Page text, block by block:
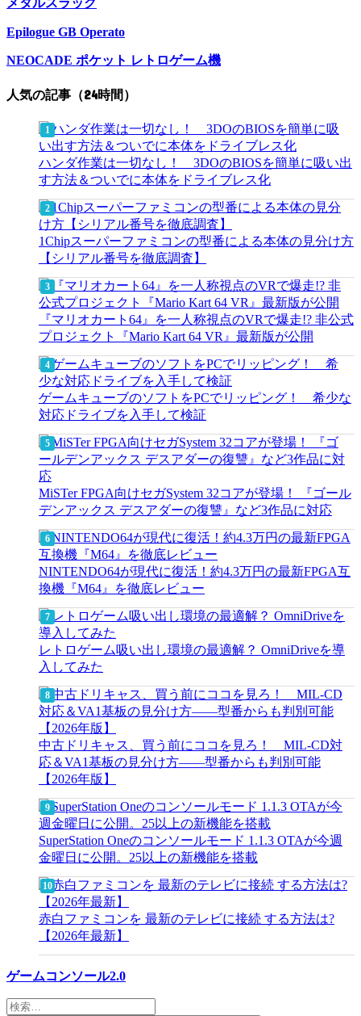
Epilogue GB Operato
NEOCADE ポケット レトロゲーム機
人気の記事（24時間）
ハンダ作業は一切なし！ 3DOのBIOSを簡単に吸い出
す方法＆ついでに本体をドライブレス化
1Chipスーパーファミコンの型番による本体の見分け方
【シリアル番号を徹底調査】
『マリオカート64』を一人称視点のVRで爆走!? 非公式
プロジェクト『Mario Kart 64 VR』最新版が公開
ゲームキューブのソフトをPCでリッピング！ 希少な
対応ドライブを入手して検証
MiSTer FPGA向けセガSystem 32コアが登場！ 『ゴール
デンアックス デスアダーの復讐』など3作品に対応
NINTENDO64が現代に復活！約4.3万円の最新FPGA互
換機『M64』を徹底レビュー
レトロゲーム吸い出し環境の最適解？ OmniDriveを導
入してみた
中古ドリキャス、買う前にココを見ろ！ MIL-CD対
応＆VA1基板の見分け方——型番からも判別可能
【2026年版】
SuperStation Oneのコンソールモード 1.1.3 OTAが今週
金曜日に公開。25以上の新機能を搭載
赤白ファミコンを 最新のテレビに接続 する方法は?
【2026年最新】
ゲームコンソール2.0
検